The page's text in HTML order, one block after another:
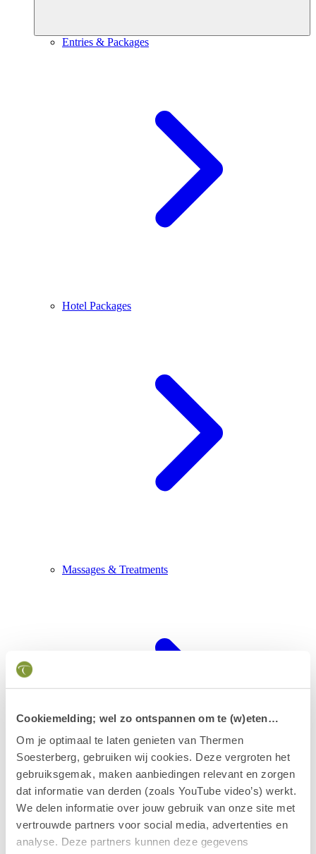
Cookiemelding; wel zo ontspannen om te (w)eten…
Om je optimaal te laten genieten van Thermen
Soesterberg, gebruiken wij cookies. Deze vergroten het
gebruiksgemak, maken aanbiedingen relevant en zorgen
dat informatie van derden (zoals YouTube video’s) werkt.
We delen informatie over jouw gebruik van onze site met
vertrouwde partners voor social media, advertenties en
analyse. Deze partners kunnen deze gegevens
Entries & Packages
Hotel Packages
Massages & Treatments
Calendar & Special Days